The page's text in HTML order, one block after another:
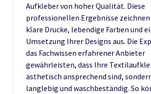
Aufkleber von hoher Qualität. Diese
professionellen Ergebnisse zeichnen
klare Drucke, lebendige Farben und
Umsetzung Ihrer Designs aus. Die
das Fachwissen erfahrener Anbieter
gewährleisten, dass Ihre
ästhetisch ansprechend sind,
langlebig und waschbeständig. So